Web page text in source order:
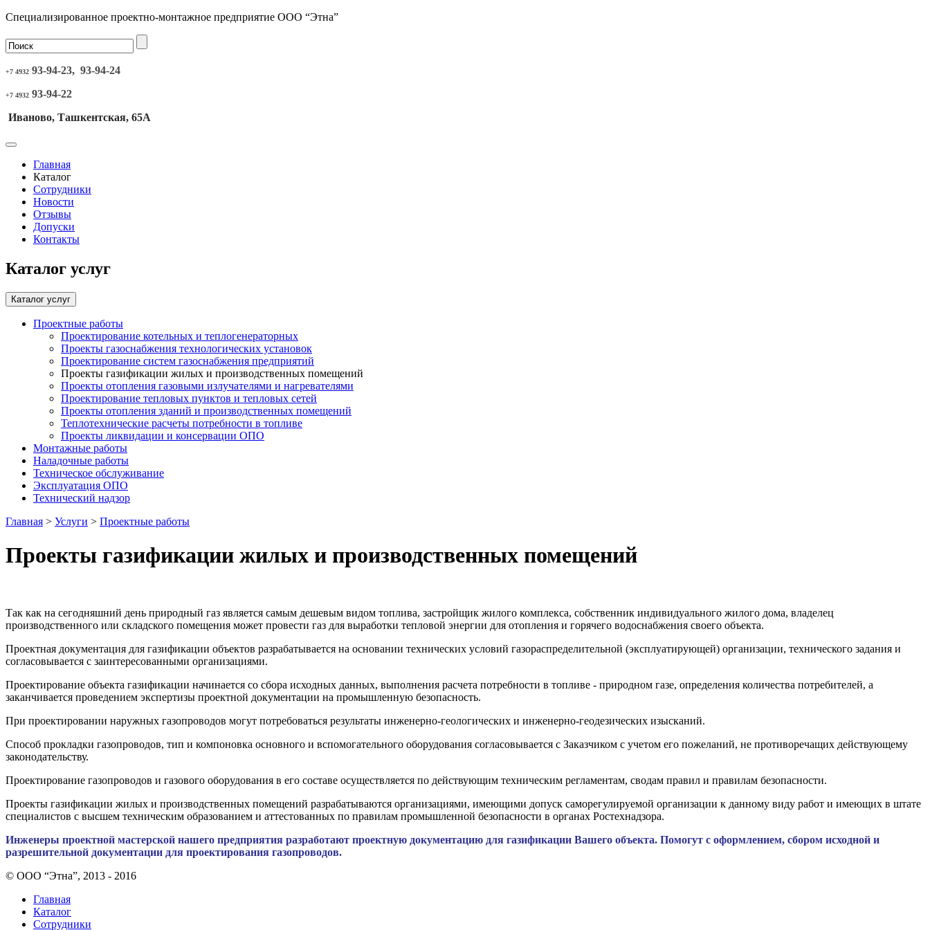
Специализированное проектно-монтажное предприятие ООО “Этна”
+7 4932 93-94-23, 93-94-24
+7 4932 93-94-22
Иваново, Ташкентская, 65А
Главная
Каталог
Сотрудники
Новости
Отзывы
Допуски
Контакты
Каталог услуг
Каталог услуг
Проектные работы
Проектирование котельных и теплогенераторных
Проекты газоснабжения технологических установок
Проектирование систем газоснабжения предприятий
Проекты газификации жилых и производственных помещений
Проекты отопления газовыми излучателями и нагревателями
Проектирование тепловых пунктов и тепловых сетей
Проекты отопления зданий и производственных помещений
Теплотехнические расчеты потребности в топливе
Проекты ликвидации и консервации ОПО
Монтажные работы
Наладочные работы
Техническое обслуживание
Эксплуатация ОПО
Технический надзор
Главная > Услуги > Проектные работы
Проекты газификации жилых и производственных помещений
Так как на сегодняшний день природный газ является самым дешевым видом топлива, застройщик жилого комплекса, собственник индивидуального жилого дома, владелец
производственного или складского помещения может провести газ для выработки тепловой энергии для отопления и горячего водоснабжения своего объекта.
Проектная документация для газификации объектов разрабатывается на основании технических условий газораспределительной (эксплуатирующей) организации, технического задания и
согласовывается с заинтересованными организациями.
Проектирование объекта газификации начинается со сбора исходных данных, выполнения расчета потребности в топливе - природном газе, определения количества потребителей, а
заканчивается проведением экспертизы проектной документации на промышленную безопасность.
При проектировании наружных газопроводов могут потребоваться результаты инженерно-геологических и инженерно-геодезических изысканий.
Способ прокладки газопроводов, тип и компоновка основного и вспомогательного оборудования согласовывается с Заказчиком с учетом его пожеланий, не противоречащих действующему
законодательству.
Проектирование газопроводов и газового оборудования в его составе осуществляется по действующим техническим регламентам, сводам правил и правилам безопасности.
Проекты газификации жилых и производственных помещений разрабатываются организациями, имеющими допуск саморегулируемой организации к данному виду работ и имеющих в штате
специалистов с высшем техническим образованием и аттестованных по правилам промышленной безопасности в органах Ростехнадзора.
Инженеры проектной мастерской нашего предприятия разработают проектную документацию для газификации Вашего объекта. Помогут с оформлением, сбором исходной и
разрешительной документации для проектирования газопроводов.
© ООО “Этна”, 2013 - 2016
Главная
Каталог
Сотрудники